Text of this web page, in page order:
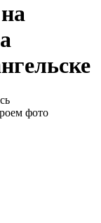
фото